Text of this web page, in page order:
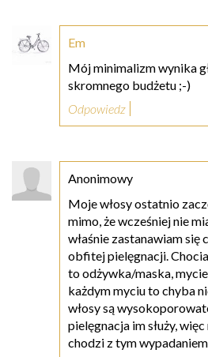
Em
Mój minimalizm wynika
skromnego budżetu ;-)
Odpowiedz
Anonimowy
Moje włosy ostatnio
mimo, że wcześniej nie
właśnie zastanawiam
obfitej pielęgnacji.
to odżywka/maska,
każdym myciu to chyba
włosy są
pielęgnacja im służy,
chodzi z tym